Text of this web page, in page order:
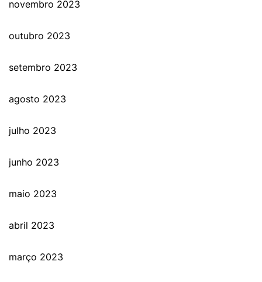
novembro 2023
outubro 2023
setembro 2023
agosto 2023
julho 2023
junho 2023
maio 2023
abril 2023
março 2023